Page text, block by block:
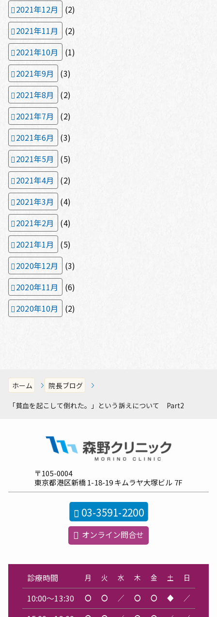
2021年12月
(2)
2021年11月
(2)
2021年10月
(1)
2021年9月
(3)
2021年8月
(2)
2021年7月
(2)
2021年6月
(3)
2021年5月
(5)
2021年4月
(2)
2021年3月
(4)
2021年2月
(4)
2021年1月
(5)
2020年12月
(3)
2020年11月
(6)
2020年10月
(2)
ホーム 院長ブログ
「貧血を起こして倒れた。」という訴えについて Part2
〒105-0004
東京都港区新橋1-18-19キムラヤ大塚ビル 7F
03-3591-2200
オンライン問合せ
診療時間 月 火 水 木 金 土 日
10:00～13:30 〇 〇 ／ 〇 〇 ◆ ／